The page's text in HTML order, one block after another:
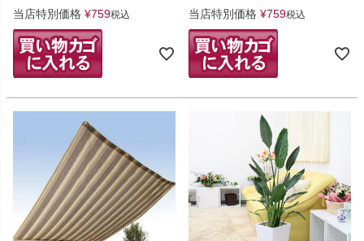
当店特別価格 ¥759税込
当店特別価格 ¥759税込